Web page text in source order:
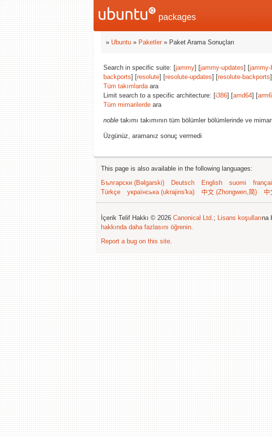
packages
» Ubuntu » Paketler» Paket Arama Sonuçları
Search in specific suite: [jammy] [jammy-updates] [jammy-
backports] [resolute] [resolute-updates] [resolute-backports
Tüm takımlardaara
Limit search to a specific architecture: [i386] [amd64] [
Tüm mimarilerde ara
noble takımı takımının tüm bölümler bölümlerinde ve
Üzgünüz, aramanız sonuç vermedi
This page is also available in the following languages:
Български (Bəlgarski)
Deutsch English suomi
Türkçe
українська (ukrajins'ka) 中文 (Zhongwen,简) 中
İçerik Telif Hakkı © 2026 Canonical Ltd.; Lisans koşullarına
hakkında daha fazlasını öğrenin.
Report a bug on this site.